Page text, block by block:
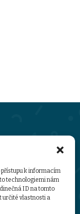
přístupu k informacím
technologiemi nám
ID na tomto
určité vlastnosti a